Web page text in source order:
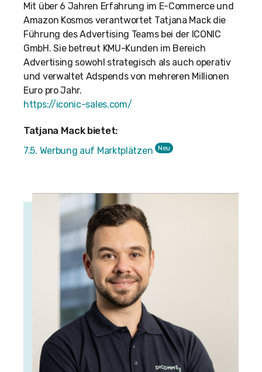
Mit über 6 Jahren Erfahrung im E-Commerce und
Amazon Kosmos verantwortet Tatjana Mack die
Führung des Advertising Teams bei der ICONIC
GmbH. Sie betreut KMU-Kunden im Bereich
Advertising sowohl strategisch als auch operativ
und verwaltet Adspends von mehreren Millionen
Euro pro Jahr.
https://iconic-sales.com/
Tatjana Mack bietet:
7.5. Werbung auf Marktplätzen Neu